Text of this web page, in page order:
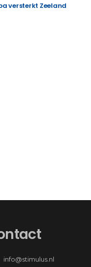
versterkt Zeeland
info@stimulus.nl